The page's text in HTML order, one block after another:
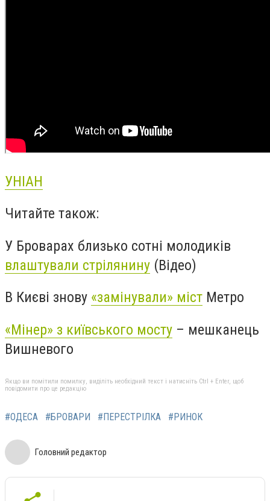
УНІАН
Читайте також:
У Броварах близько сотні молодиків
влаштували стрілянину (Відео)
В Києві знову «замінували» міст Метро
«Мінер» з київського мосту – мешканець
Вишневого
Якщо ви помітили помилку, виділіть необхідний текст і натисніть Ctrl + Enter, щоб
повідомити про це редакцію
#ОДЕСА #БРОВАРИ #ПЕРЕСТРІЛКА #РИНОК
Головний редактор